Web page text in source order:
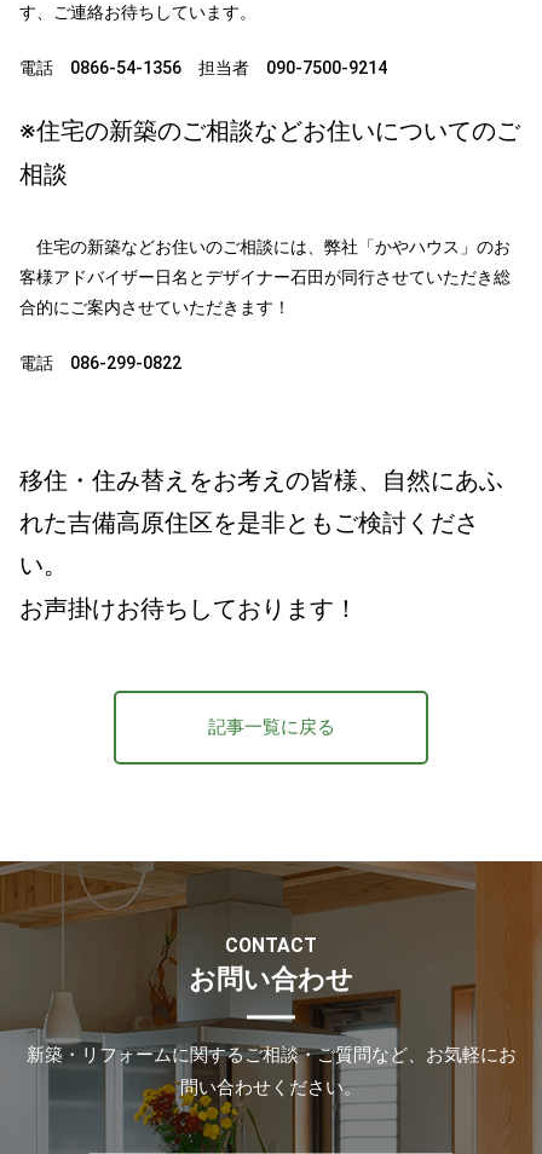
す、ご連絡お待ちしています。
電話 0866-54-1356 担当者 090-7500-9214
※住宅の新築のご相談などお住いについてのご
相談
住宅の新築などお住いのご相談には、弊社「かやハウス」のお
客様アドバイザー日名とデザイナー石田が同行させていただき総
合的にご案内させていただきます！
電話 086-299-0822
移住・住み替えをお考えの皆様、自然にあふ
れた吉備高原住区を是非ともご検討くださ
い。
お声掛けお待ちしております！
記事一覧に戻る
CONTACT
お問い合わせ
新築・リフォームに関するご相談・ご質問など、お気軽にお
問い合わせください。